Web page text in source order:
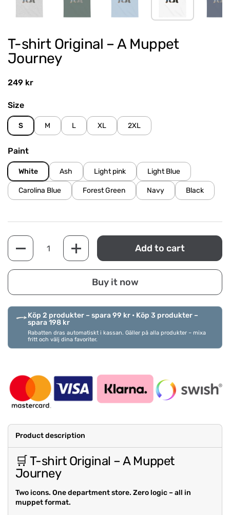
T-shirt Original – A Muppet
Journey
Regular price
249 kr
Size
S M L XL 2XL
Paint
White Ash Light pink Light Blue
Carolina Blue Forest Green Navy Black
Quantity
Add to cart
Buy it now
Köp 2 produkter – spara 99 kr • Köp 3 produkter –
spara 198 kr
Rabatten dras automatiskt i kassan. Gäller på alla produkter – mixa
fritt och välj dina favoriter.
Product description
🛒 T-shirt Original – A Muppet
Journey
Two icons. One department store. Zero logic – all in
muppet format.